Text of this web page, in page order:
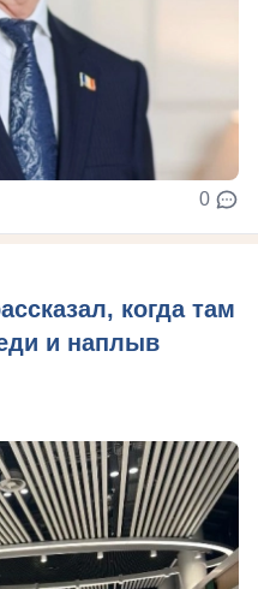
0
когда там
и наплыв